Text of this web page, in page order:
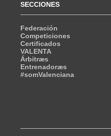
SECCIONES
Federación
Competiciones
Certificados
VALENTA
Árbitræs
Entrenadoræs
#somValenciana